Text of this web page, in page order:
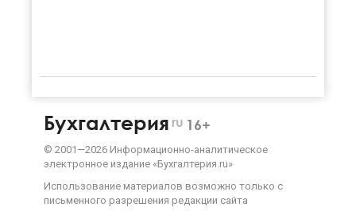
Бухгалтерия ru 16+
© 2001—2026 Информационно-аналитическое
электронное издание «Бухгалтерия.ru»
Использование материалов возможно только с
письменного разрешения редакции сайта